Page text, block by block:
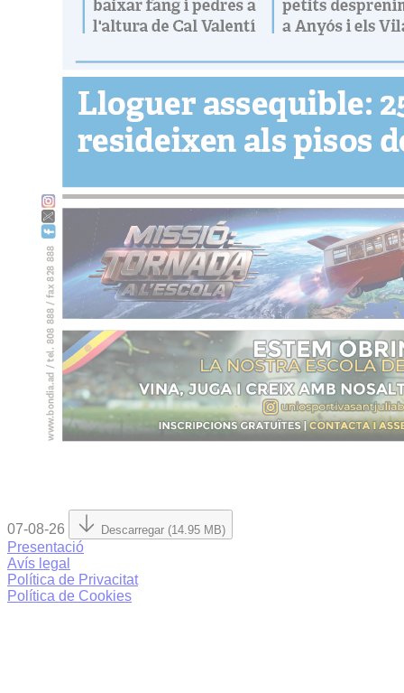
07-08-26 Descarregar (14.95 MB)
Presentació
Avís legal
Política de Privacitat
Política de Cookies